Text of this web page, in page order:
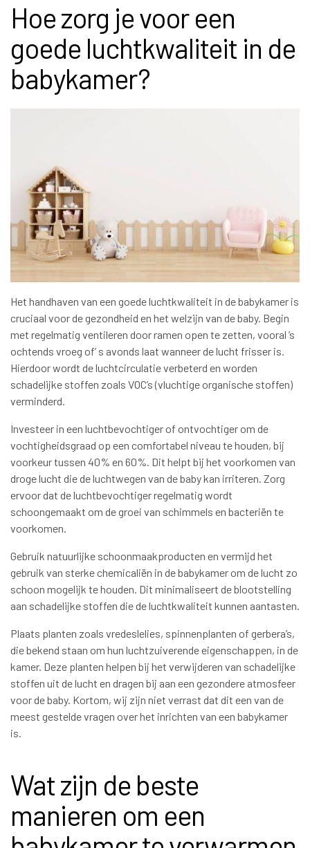
Hoe zorg je voor een
goede luchtkwaliteit in de
babykamer?
Het handhaven van een goede luchtkwaliteit in de babykamer is
cruciaal voor de gezondheid en het welzijn van de baby. Begin
met regelmatig ventileren door ramen open te zetten, vooral ’s
ochtends vroeg of’ s avonds laat wanneer de lucht frisser is.
Hierdoor wordt de luchtcirculatie verbeterd en worden
schadelijke stoffen zoals VOC’s (vluchtige organische stoffen)
verminderd.
Investeer in een luchtbevochtiger of ontvochtiger om de
vochtigheidsgraad op een comfortabel niveau te houden, bij
voorkeur tussen 40% en 60%. Dit helpt bij het voorkomen van
droge lucht die de luchtwegen van de baby kan irriteren. Zorg
ervoor dat de luchtbevochtiger regelmatig wordt
schoongemaakt om de groei van schimmels en bacteriën te
voorkomen.
Gebruik natuurlijke schoonmaakproducten en vermijd het
gebruik van sterke chemicaliën in de babykamer om de lucht zo
schoon mogelijk te houden. Dit minimaliseert de blootstelling
aan schadelijke stoffen die de luchtkwaliteit kunnen aantasten.
Plaats planten zoals vredeslelies, spinnenplanten of gerbera’s,
die bekend staan om hun luchtzuiverende eigenschappen, in de
kamer. Deze planten helpen bij het verwijderen van schadelijke
stoffen uit de lucht en dragen bij aan een gezondere atmosfeer
voor de baby. Kortom, wij zijn niet verrast dat dit een van de
meest gestelde vragen over het inrichten van een babykamer
is.
Wat zijn de beste
manieren om een